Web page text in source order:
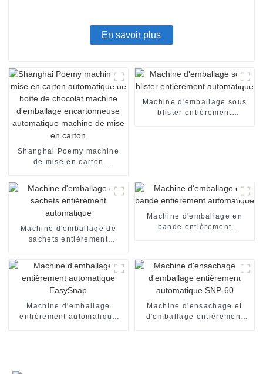
En savoir plus
Shanghai Poemy machine
de mise en carton
d'emballage encartonneuse
automatique machine de
mise en carton
Machine d'emballage sous
blister entièrement
Machine d'emballage de
sachets entièrement
Machine d'emballage en
bande entièrement
Machine d'emballage
entièrement automatique
Machine d'ensachage et
d'emballage entièrement